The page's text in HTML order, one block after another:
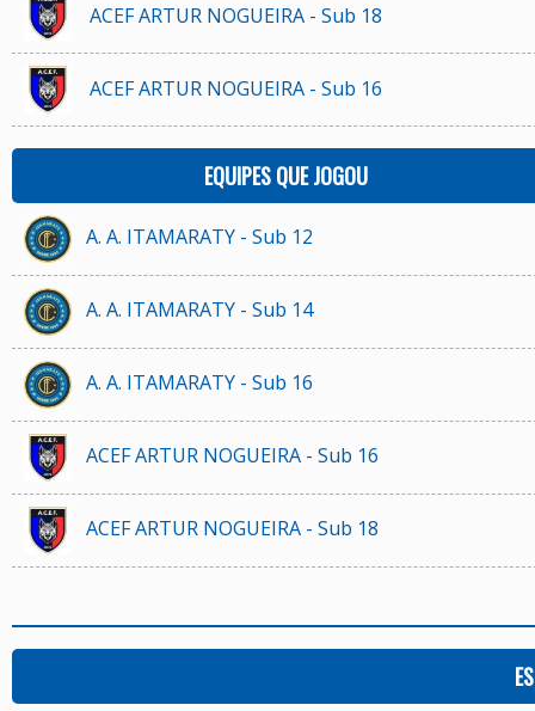
ACEF ARTUR NOGUEIRA - Sub 18
ACEF ARTUR NOGUEIRA - Sub 16
EQUIPES QUE JOGOU
A. A. ITAMARATY - Sub 12
A. A. ITAMARATY - Sub 14
A. A. ITAMARATY - Sub 16
ACEF ARTUR NOGUEIRA - Sub 16
ACEF ARTUR NOGUEIRA - Sub 18